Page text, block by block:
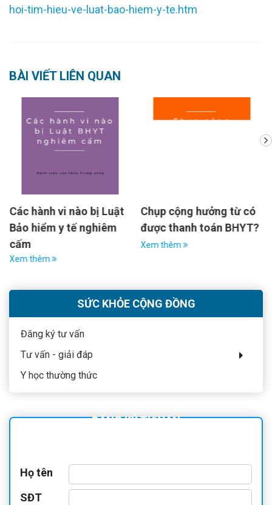
hoi-tim-hieu-ve-luat-bao-hiem-y-te.htm
BÀI VIẾT LIÊN QUAN
Các hành vi nào bị Luật
Bảo hiểm y tế nghiêm
cấm
Xem thêm
Chụp cộng hưởng từ có
được thanh toán BHYT?
Xem thêm
SỨC KHỎE CỘNG ĐỒNG
Đăng ký tư vấn
Tư vấn - giải đáp
Y học thường thức
ĐĂNG KÝ TƯ VẤN
Họ tên
SĐT